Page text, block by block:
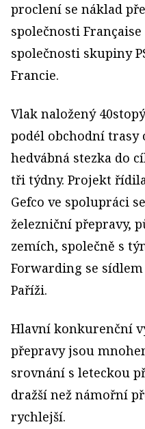
proclení se náklad
společnosti
společnosti skupiny
Francie.
Vlak naložený
podél obchodní trasy
hedvábná stezka do
tři týdny. Projekt
Gefco ve spolupráci
železniční přepravy,
zemích, společně s
Forwarding se
Paříži.
Hlavní konkurenční
přepravy jsou
srovnání s leteckou
dražší než námořní
rychlejší.